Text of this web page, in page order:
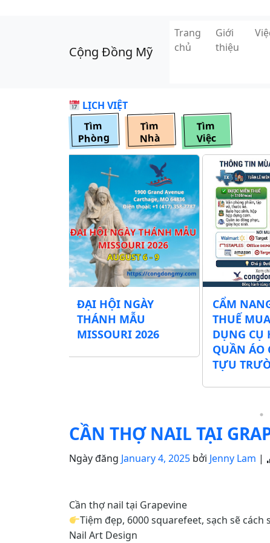
Cộng Đồng Mỹ
Trang
chủ
Giới
thiệu
LỊCH VIỆT
Tìm
Phòng
Tìm
Nhà
Tìm
Việc
ĐẠI HỘI NGÀY
THÁNH MẪU
MISSOURI 2026
CẨM NANG
THUẾ MUA
DỤNG CỤ
QUẦN ÁO
TỰU TRƯỜNG
CẦN THỢ NAIL TẠI
Ngày đăng January 4, 2025 bởi Jenny Lam |
Cần thợ nail tại Grapevine
Tiệm đẹp, 6000 squarefeet, sạch sẽ
Nail Art Design